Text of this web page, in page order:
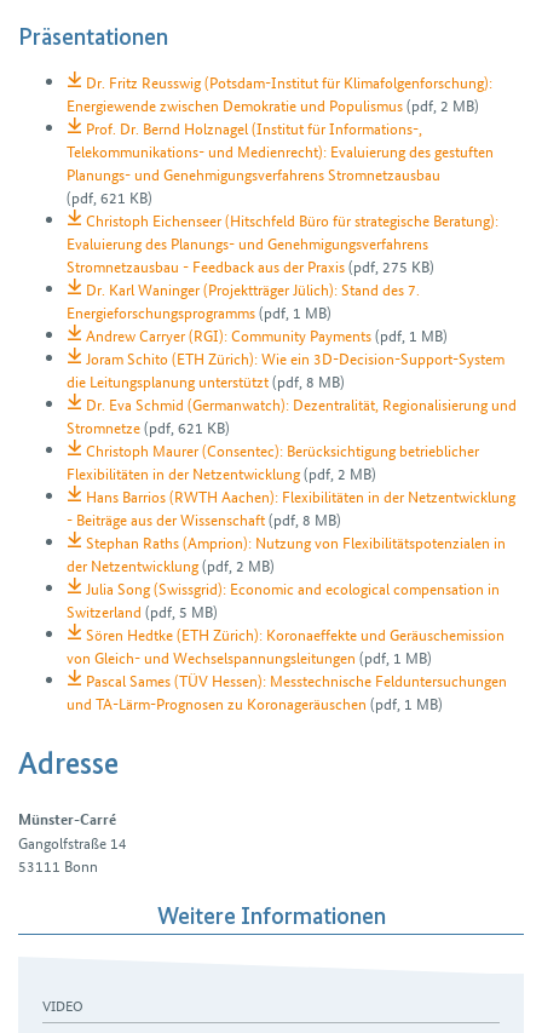
Präsentationen
Dr. Fritz Reusswig (Potsdam-Institut für Klimafolgenforschung):
Energiewende zwischen Demokratie und Populismus(pdf, 2 MB)
Prof. Dr. Bernd Holznagel (Institut für Informations-,
Telekommunikations- und Medienrecht): Evaluierung des gestuften
Planungs- und Genehmigungsverfahrens Stromnetzausbau
(pdf, 621 KB)
Christoph Eichenseer (Hitschfeld Büro für strategische Beratung):
Evaluierung des Planungs- und Genehmigungsverfahrens
Stromnetzausbau - Feedback aus der Praxis(pdf, 275 KB)
Dr. Karl Waninger (Projektträger Jülich): Stand des 7.
Energieforschungsprogramms(pdf, 1 MB)
Andrew Carryer (RGI): Community Payments(pdf, 1 MB)
Joram Schito (ETH Zürich): Wie ein 3D-Decision-Support-System
die Leitungsplanung unterstützt(pdf, 8 MB)
Dr. Eva Schmid (Germanwatch): Dezentralität, Regionalisierung und
Stromnetze(pdf, 621 KB)
Christoph Maurer (Consentec): Berücksichtigung betrieblicher
Flexibilitäten in der Netzentwicklung(pdf, 2 MB)
Hans Barrios (RWTH Aachen): Flexibilitäten in der Netzentwicklung
- Beiträge aus der Wissenschaft(pdf, 8 MB)
Stephan Raths (Amprion): Nutzung von Flexibilitätspotenzialen in
der Netzentwicklung(pdf, 2 MB)
Julia Song (Swissgrid): Economic and ecological compensation in
Switzerland (pdf, 5 MB)
Sören Hedtke (ETH Zürich): Koronaeffekte und Geräuschemission
von Gleich- und Wechselspannungsleitungen (pdf, 1 MB)
Pascal Sames (TÜV Hessen): Messtechnische Felduntersuchungen
und TA-Lärm-Prognosen zu Koronageräuschen (pdf, 1 MB)
Adresse
Münster-Carré
Gangolfstraße 14
53111 Bonn
Weitere Informationen
VIDEO